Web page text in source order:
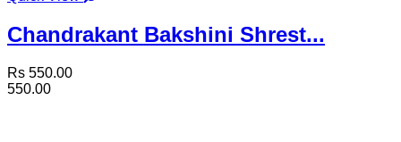
Chandrakant Bakshini Shrest...
Rs 550.00
550.00